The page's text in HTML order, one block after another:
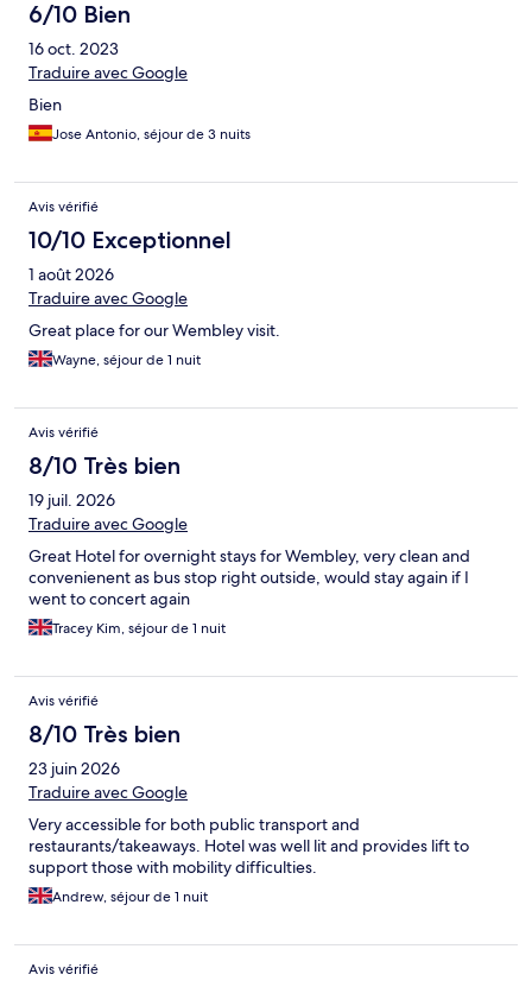
6/10 Bien
16 oct. 2023
Traduire avec Google
Bien
Jose Antonio, séjour de 3 nuits
Avis vérifié
10/10 Exceptionnel
1 août 2026
Traduire avec Google
Great place for our Wembley visit.
Wayne, séjour de 1 nuit
Avis vérifié
8/10 Très bien
19 juil. 2026
Traduire avec Google
Great Hotel for overnight stays for Wembley, very clean and
convenienent as bus stop right outside, would stay again if I
went to concert again
Tracey Kim, séjour de 1 nuit
Avis vérifié
8/10 Très bien
23 juin 2026
Traduire avec Google
Very accessible for both public transport and
restaurants/takeaways. Hotel was well lit and provides lift to
support those with mobility difficulties.
Andrew, séjour de 1 nuit
Avis vérifié